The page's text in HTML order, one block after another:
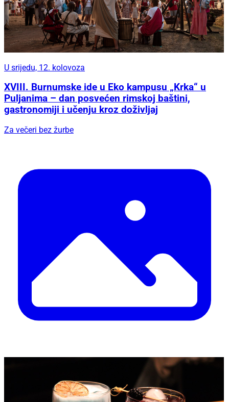
U srijedu, 12. kolovoza
XVIII. Burnumske ide u Eko kampusu „Krka“ u
Puljanima – dan posvećen rimskoj baštini,
gastronomiji i učenju kroz doživljaj
Za večeri bez žurbe